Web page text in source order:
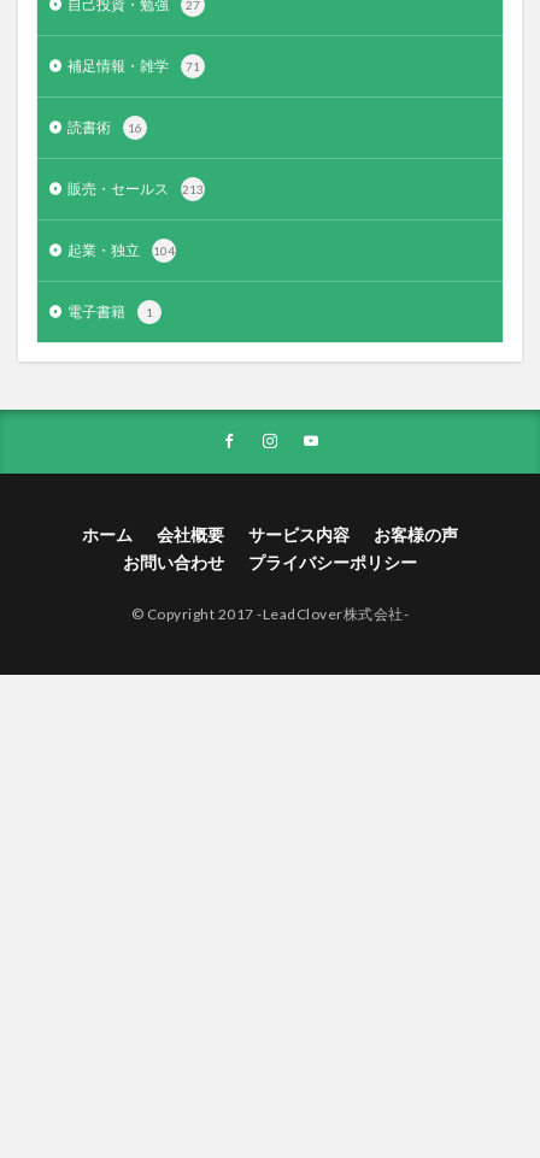
自己投資・勉強 27
補足情報・雑学 71
読書術 16
販売・セールス 213
起業・独立 104
電子書籍 1
ホーム 会社概要 サービス内容
お客様の声
お問い合わせ
プライバシーポリシー
© Copyright 2017 -LeadClover株式会社-